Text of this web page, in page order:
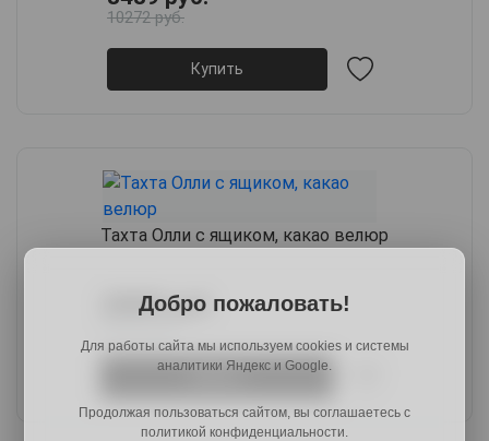
10272 руб.
Купить
Тахта Олли с ящиком, какао велюр
28889 руб.
Добро пожаловать!
Для работы сайта мы используем cookies и системы
аналитики Яндекс и Google.
Продолжая пользоваться сайтом, вы соглашаетесь с
политикой конфиденциальности.